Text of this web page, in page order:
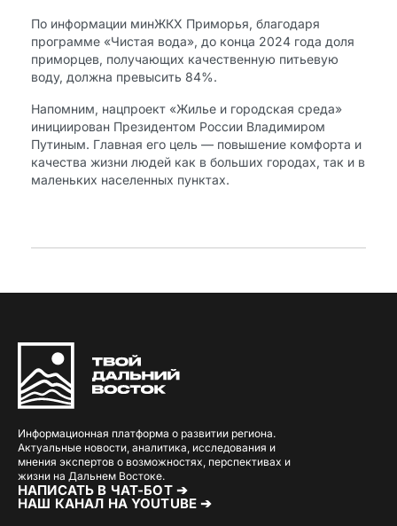
По информации минЖКХ Приморья, благодаря
программе «Чистая вода», до конца 2024 года доля
приморцев, получающих качественную питьевую
воду, должна превысить 84%.
Напомним, нацпроект «Жилье и городская среда»
инициирован Президентом России Владимиром
Путиным. Главная его цель — повышение комфорта и
качества жизни людей как в больших городах, так и в
маленьких населенных пунктах.
Информационная платформа о развитии региона.
Актуальные новости, аналитика, исследования и
мнения экспертов о возможностях, перспективах и
жизни на Дальнем Востоке.
НАПИСАТЬ В ЧАТ-БОТ ➔
НАШ КАНАЛ НА YOUTUBE ➔